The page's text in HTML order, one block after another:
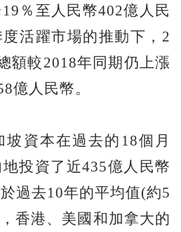
％至人民幣402億人民
活躍市場的推動下，2
額較2018年同期仍上漲
億人民幣。
資本在過去的18個月
投資了近435億人民幣
過去10年的平均值(約5
香港、美國和加拿大的